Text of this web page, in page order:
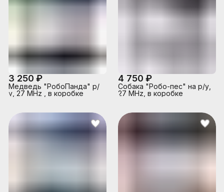
3 250 ₽
Медведь "РобоПанда" р/
у, 27 MHz , в коробке
4 750 ₽
Собака "Робо-пес" на р/у,
27 MHz, в коробке